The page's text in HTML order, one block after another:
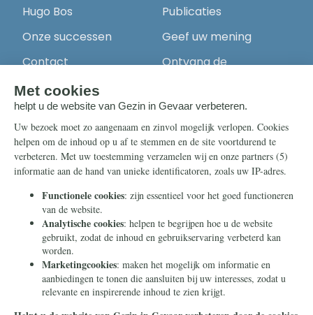
Hugo Bos
Onze successen
Contact
Publicaties
Geef uw mening
Ontvang de
Steun ons
Nieuwsbrief
Eenmalig
Maandelijks
Periodiek
Nalaten
Zelf overschrijven
Info
Contact
Ontvang onze
Telegram-berichten